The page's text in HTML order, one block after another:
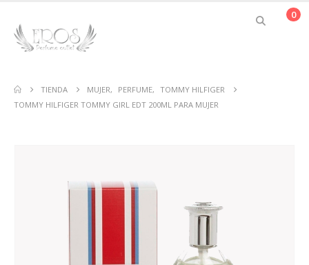
0
TIENDA MUJER, PERFUME,
TOMMY HILFIGER
TOMMY HILFIGER TOMMY GIRL EDT 200ML PARA MUJER